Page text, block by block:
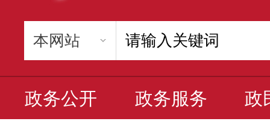
政务公开 政务服务 政